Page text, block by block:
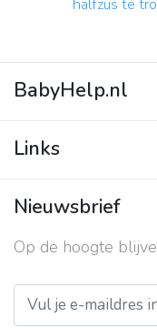
halfzus te
BabyHelp.nl
Vraag & Antwoord
Links
Contact
Over ons
Privacy beleid
Nieuwsbrief
Op de hoogte